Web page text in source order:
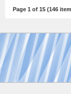
Page 1 of 15 (146